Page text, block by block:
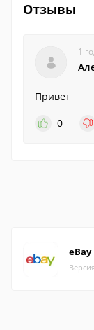
Отзывы
1
Привет
0
eBay